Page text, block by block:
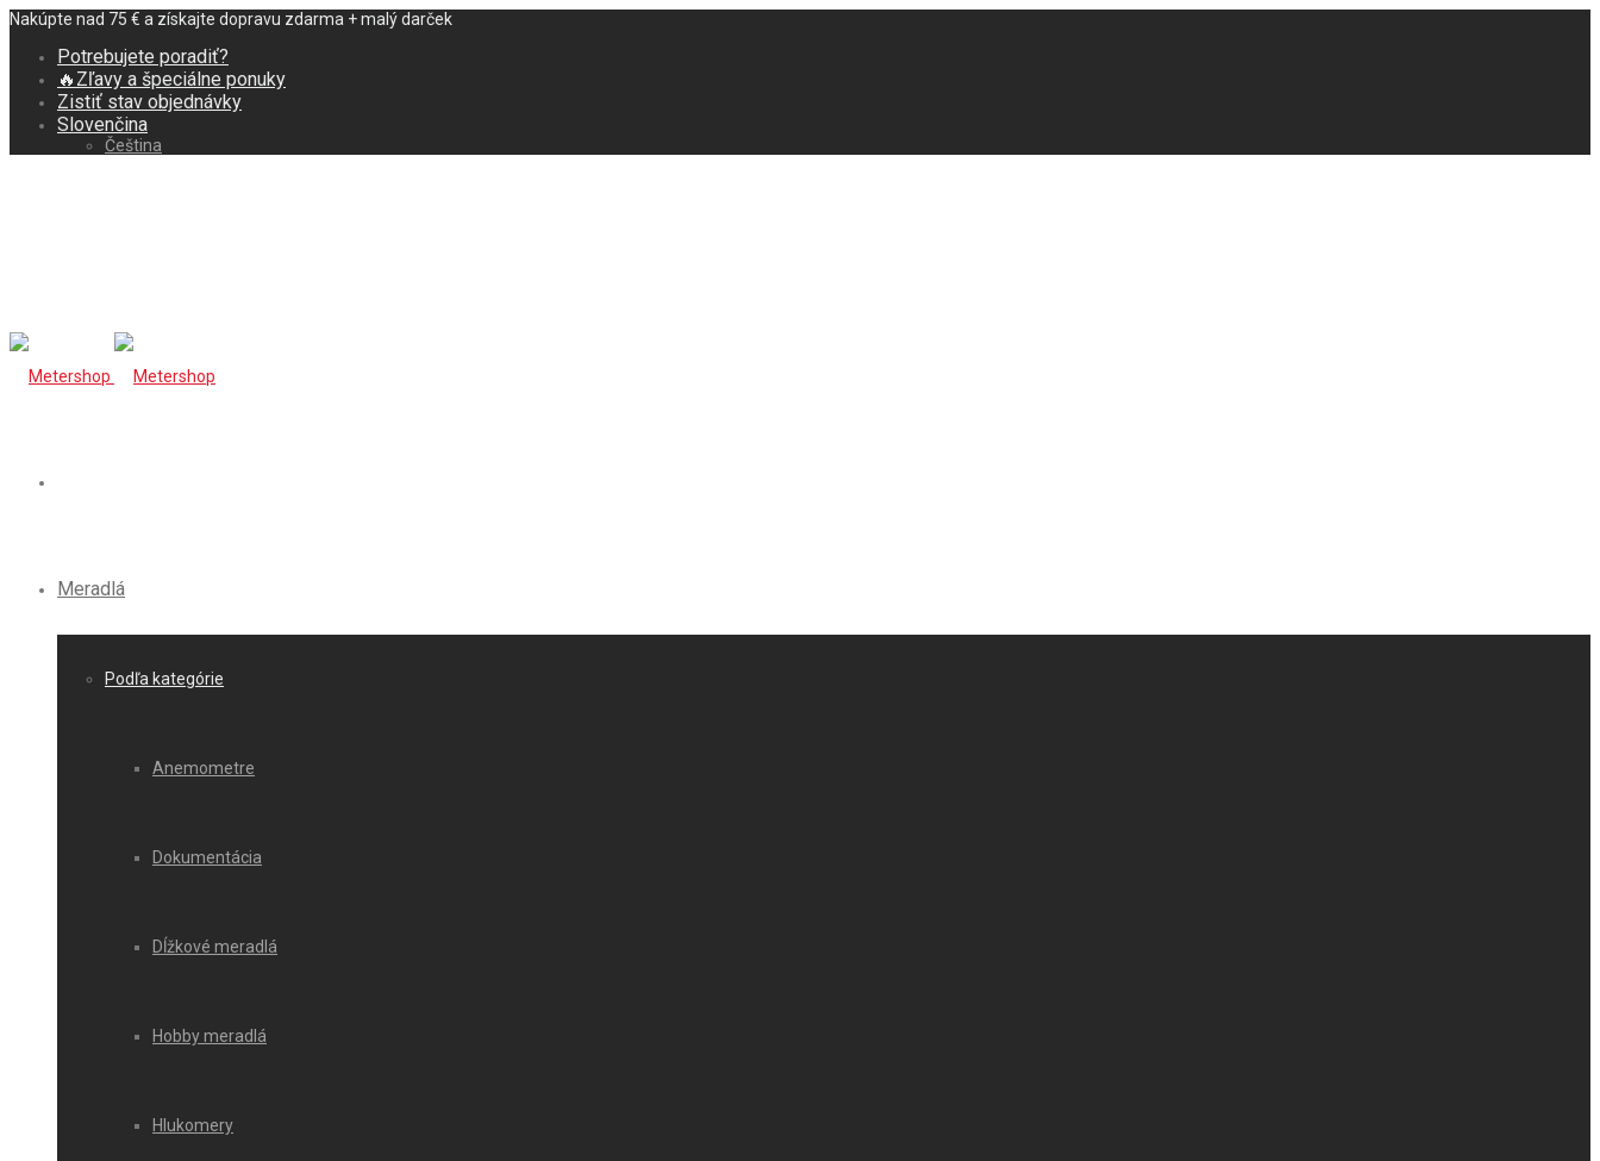
Nakúpte nad 75 € a získajte dopravu zdarma + malý darček
Potrebujete poradiť?
🔥Zľavy a špeciálne ponuky
Zistiť stav objednávky
Slovenčina
Čeština
Meradlá
Podľa kategórie
Anemometre
Dokumentácia
Dĺžkové meradlá
Hobby meradlá
Hlukomery